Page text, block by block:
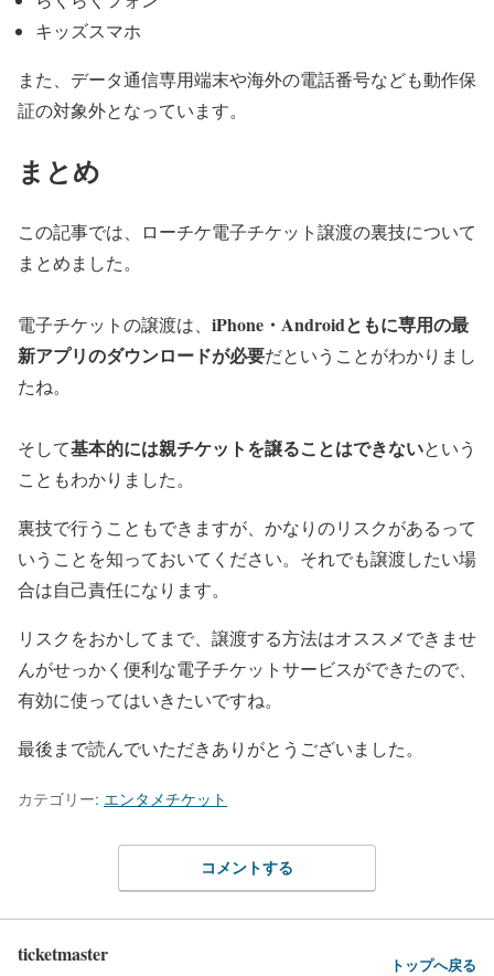
キッズスマホ
また、データ通信専用端末や海外の電話番号なども動作保
証の対象外となっています。
まとめ
この記事では、ローチケ電子チケット譲渡の裏技について
まとめました。
電子チケットの譲渡は、 iPhone・Androidともに専用の最
新アプリのダウンロードが必要だということがわかりまし
たね。
そして基本的には親チケットを譲ることはできないという
こともわかりました。
裏技で行うこともできますが、かなりのリスクがあるって
いうことを知っておいてください。それでも譲渡したい場
合は自己責任になります。
リスクをおかしてまで、譲渡する方法はオススメできませ
んがせっかく便利な電子チケットサービスができたので、
有効に使ってはいきたいですね。
最後まで読んでいただきありがとうございました。
カテゴリー: エンタメチケット
コメントする
ticketmaster トップへ戻る